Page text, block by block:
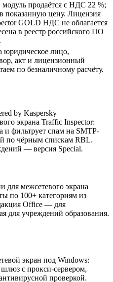
продаётся с НДС 22 %;
показанную цену. Лицензия
GOLD НДС не облагается
в реестр российского ПО
юридическое лицо,
акт и лицензионный
по безналичному расчёту.
by Kaspersky
экрана Traffic Inspector:
и фильтрует спам на SMTP-
по чёрным спискам RBL.
— версия Special.
для межсетевого экрана
по 100+ категориям из
Office — для
для учреждений образования.
экран под Windows:
с прокси-сервером,
проверкой.